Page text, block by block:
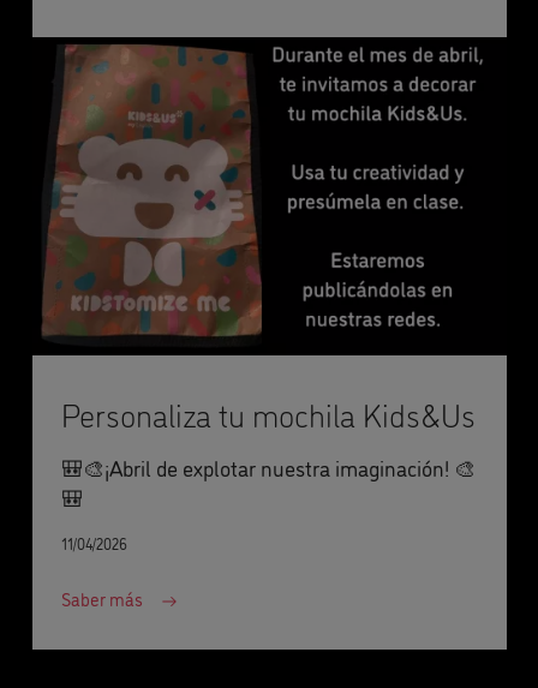
Personaliza tu mochila Kids&Us
🎒🎨¡Abril de explotar nuestra imaginación! 🎨
🎒
11/04/2026
Saber más